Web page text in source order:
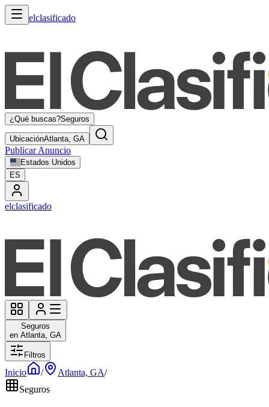
elclasificado
¿Qué buscas?Seguros
UbicaciónAtlanta, GA
Publicar Anuncio
Estados Unidos
ES
elclasificado
Seguros
en Atlanta, GA
Filtros
Inicio / Atlanta, GA/
Seguros